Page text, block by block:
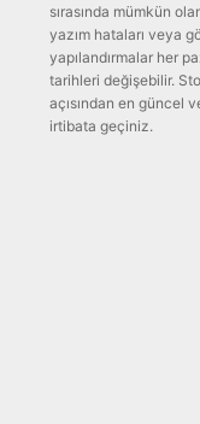
sırasında mümkün
yazım hataları veya
yapılandırmalar her
tarihleri değişebilir.
açısından en güncel
irtibata geçiniz.